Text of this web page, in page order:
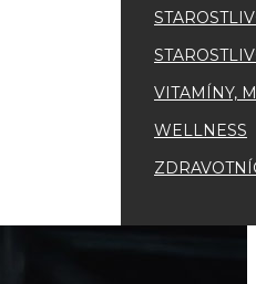
VITAMÍNY,
WELLNESS